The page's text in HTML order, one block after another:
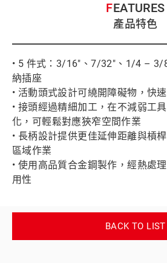
FEATURES
產品特色
• 5 件式：3/16"、7/32"、1/4 – 3/
納插座
• 活動頭式設計可繞開障礙物，快
• 接頭經過精細加工，在不減弱工
化，可輕鬆對應狹窄空間作業
• 長柄設計提供更佳延伸距離與槓
區域作業
• 使用高品質合金鋼製作，經熱處
用性
BACK TO LIST